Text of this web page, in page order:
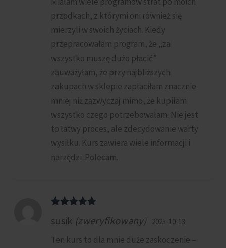
przodkach, z którymi oni również się
mierzyli w swoich życiach. Kiedy
przepracowałam program, że „za
wszystko muszę dużo płacić”
zauważyłam, że przy najbliższych
zakupach w sklepie zapłaciłam znacznie
mniej niż zazwyczaj mimo, że kupiłam
wszystko czego potrzebowałam. Nie jest
to łatwy proces, ale zdecydowanie warty
wysiłku. Kurs zawiera wiele informacji i
narzędzi .Polecam.
na 5
susik (zweryfikowany) 2025-10-13
Ten kurs to dla mnie duże zaskoczenie –